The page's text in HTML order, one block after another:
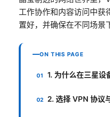
工作协作和内容访问中获
置好，并确保在不同场景
ON THIS PAGE
1. 为什么在三星设
2. 选择 VPN 协议